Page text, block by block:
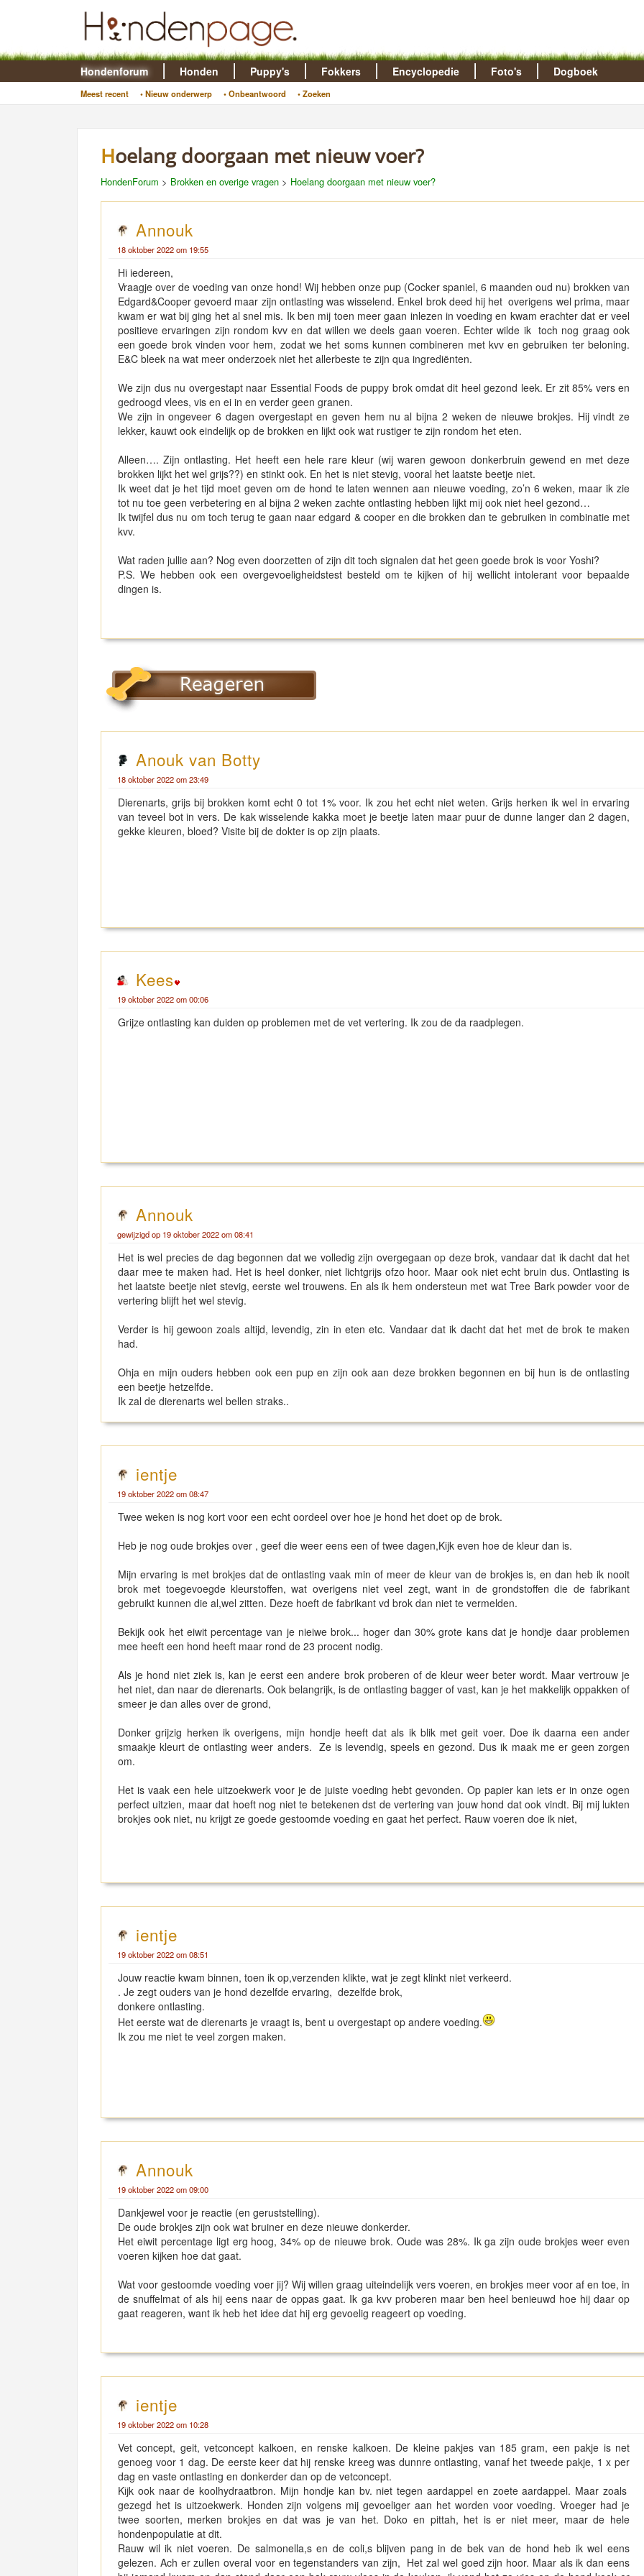
Hondenforum
Meest recent • Nieuw onderwerp • Onbeantwoord • Zoeken
Honden Puppy's Fokkers Encyclopedie Foto's Dogboek
Hoelang doorgaan met nieuw voer?
HondenForum > Brokken en overige vragen > Hoelang doorgaan met nieuw voer?
Annouk
18 oktober 2022 om 19:55
Hi iedereen,
Vraagje over de voeding van onze hond! Wij hebben onze pup (Cocker spaniel, 6 maanden oud nu) brokken van
Edgard&Cooper gevoerd maar zijn ontlasting was wisselend. Enkel brok deed hij het overigens wel prima, maar
kwam er wat bij ging het al snel mis. Ik ben mij toen meer gaan inlezen in voeding en kwam erachter dat er veel
positieve ervaringen zijn rondom kvv en dat willen we deels gaan voeren. Echter wilde ik toch nog graag ook
een goede brok vinden voor hem, zodat we het soms kunnen combineren met kvv en gebruiken ter beloning.
E&C bleek na wat meer onderzoek niet het allerbeste te zijn qua ingrediënten.
We zijn dus nu overgestapt naar Essential Foods de puppy brok omdat dit heel gezond leek. Er zit 85% vers en
gedroogd vlees, vis en ei in en verder geen granen.
We zijn in ongeveer 6 dagen overgestapt en geven hem nu al bijna 2 weken de nieuwe brokjes. Hij vindt ze
lekker, kauwt ook eindelijk op de brokken en lijkt ook wat rustiger te zijn rondom het eten.
Alleen…. Zijn ontlasting. Het heeft een hele rare kleur (wij waren gewoon donkerbruin gewend en met deze
brokken lijkt het wel grijs??) en stinkt ook. En het is niet stevig, vooral het laatste beetje niet.
Ik weet dat je het tijd moet geven om de hond te laten wennen aan nieuwe voeding, zo’n 6 weken, maar ik zie
tot nu toe geen verbetering en al bijna 2 weken zachte ontlasting hebben lijkt mij ook niet heel gezond…
Ik twijfel dus nu om toch terug te gaan naar edgard & cooper en die brokken dan te gebruiken in combinatie met
kvv.
Wat raden jullie aan? Nog even doorzetten of zijn dit toch signalen dat het geen goede brok is voor Yoshi?
P.S. We hebben ook een overgevoeligheidstest besteld om te kijken of hij wellicht intolerant voor bepaalde
dingen is.
Anouk van Botty
18 oktober 2022 om 23:49
Dierenarts, grijs bij brokken komt echt 0 tot 1% voor. Ik zou het echt niet weten. Grijs herken ik wel in ervaring
van teveel bot in vers. De kak wisselende kakka moet je beetje laten maar puur de dunne langer dan 2 dagen,
gekke kleuren, bloed? Visite bij de dokter is op zijn plaats.
Kees
19 oktober 2022 om 00:06
Grijze ontlasting kan duiden op problemen met de vet vertering. Ik zou de da raadplegen.
Annouk
gewijzigd op 19 oktober 2022 om 08:41
Het is wel precies de dag begonnen dat we volledig zijn overgegaan op deze brok, vandaar dat ik dacht dat het
daar mee te maken had. Het is heel donker, niet lichtgrijs ofzo hoor. Maar ook niet echt bruin dus. Ontlasting is
het laatste beetje niet stevig, eerste wel trouwens. En als ik hem ondersteun met wat Tree Bark powder voor de
vertering blijft het wel stevig.
Verder is hij gewoon zoals altijd, levendig, zin in eten etc. Vandaar dat ik dacht dat het met de brok te maken
had.
Ohja en mijn ouders hebben ook een pup en zijn ook aan deze brokken begonnen en bij hun is de ontlasting
een beetje hetzelfde.
Ik zal de dierenarts wel bellen straks..
ientje
19 oktober 2022 om 08:47
Twee weken is nog kort voor een echt oordeel over hoe je hond het doet op de brok.
Heb je nog oude brokjes over , geef die weer eens een of twee dagen,Kijk even hoe de kleur dan is.
Mijn ervaring is met brokjes dat de ontlasting vaak min of meer de kleur van de brokjes is, en dan heb ik nooit
brok met toegevoegde kleurstoffen, wat overigens niet veel zegt, want in de grondstoffen die de fabrikant
gebruikt kunnen die al,wel zitten. Deze hoeft de fabrikant vd brok dan niet te vermelden.
Bekijk ook het eiwit percentage van je nieiwe brok... hoger dan 30% grote kans dat je hondje daar problemen
mee heeft een hond heeft maar rond de 23 procent nodig.
Als je hond niet ziek is, kan je eerst een andere brok proberen of de kleur weer beter wordt. Maar vertrouw je
het niet, dan naar de dierenarts. Ook belangrijk, is de ontlasting bagger of vast, kan je het makkelijk oppakken of
smeer je dan alles over de grond,
Donker grijzig herken ik overigens, mijn hondje heeft dat als ik blik met geit voer. Doe ik daarna een ander
smaakje kleurt de ontlasting weer anders. Ze is levendig, speels en gezond. Dus ik maak me er geen zorgen
om.
Het is vaak een hele uitzoekwerk voor je de juiste voeding hebt gevonden. Op papier kan iets er in onze ogen
perfect uitzien, maar dat hoeft nog niet te betekenen dst de vertering van jouw hond dat ook vindt. Bij mij lukten
brokjes ook niet, nu krijgt ze goede gestoomde voeding en gaat het perfect. Rauw voeren doe ik niet,
ientje
19 oktober 2022 om 08:51
Jouw reactie kwam binnen, toen ik op,verzenden klikte, wat je zegt klinkt niet verkeerd.
. Je zegt ouders van je hond dezelfde ervaring, dezelfde brok,
donkere ontlasting.
Het eerste wat de dierenarts je vraagt is, bent u overgestapt op andere voeding.
Ik zou me niet te veel zorgen maken.
Annouk
19 oktober 2022 om 09:00
Dankjewel voor je reactie (en geruststelling).
De oude brokjes zijn ook wat bruiner en deze nieuwe donkerder.
Het eiwit percentage ligt erg hoog, 34% op de nieuwe brok. Oude was 28%. Ik ga zijn oude brokjes weer even
voeren kijken hoe dat gaat.
Wat voor gestoomde voeding voer jij? Wij willen graag uiteindelijk vers voeren, en brokjes meer voor af en toe, in
de snuffelmat of als hij eens naar de oppas gaat. Ik ga kvv proberen maar ben heel benieuwd hoe hij daar op
gaat reageren, want ik heb het idee dat hij erg gevoelig reageert op voeding.
ientje
19 oktober 2022 om 10:28
Vet concept, geit, vetconcept kalkoen, en renske kalkoen. De kleine pakjes van 185 gram, een pakje is net
genoeg voor 1 dag. De eerste keer dat hij renske kreeg was dunnre ontlasting, vanaf het tweede pakje, 1 x per
dag en vaste ontlasting en donkerder dan op de vetconcept.
Kijk ook naar de koolhydraatbron. Mijn hondje kan bv. niet tegen aardappel en zoete aardappel. Maar zoals
gezegd het is uitzoekwerk. Honden zijn volgens mij gevoeliger aan het worden voor voeding. Vroeger had je
twee soorten, merken brokjes en dat was je van het. Doko en pittah, het is er niet meer, maar de hele
hondenpopulatie at dit.
Rauw wil ik niet voeren. De salmonella,s en de coli,s blijven pang in de bek van de hond heb ik wel eens
gelezen. Ach er zullen overal voor en tegenstanders van zijn, Het zal wel goed zijn hoor. Maar als ik dan eens